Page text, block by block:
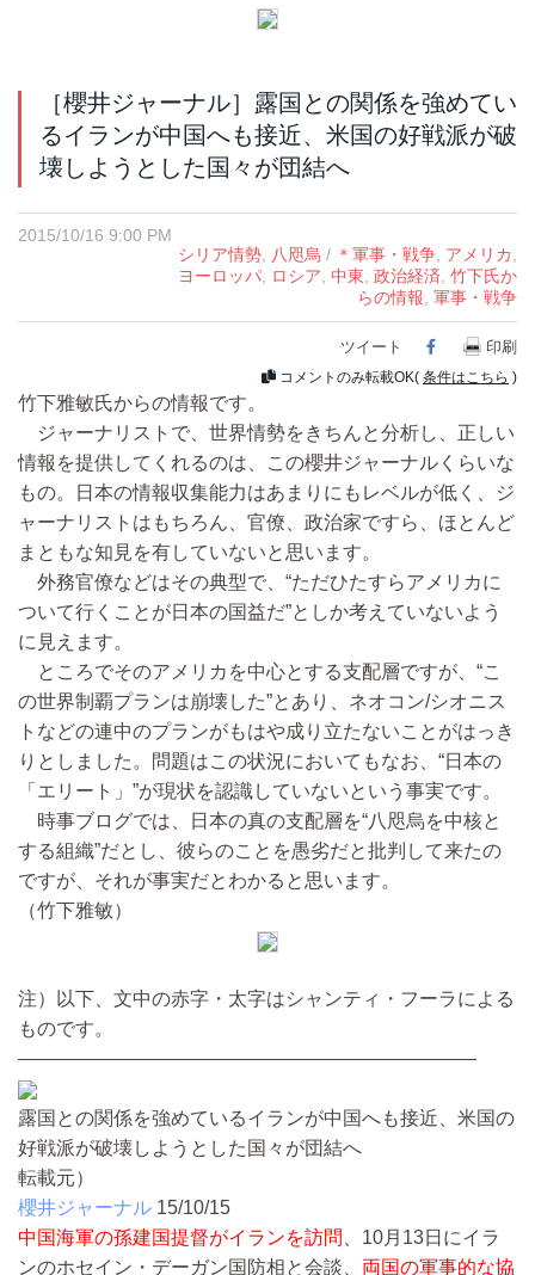
［櫻井ジャーナル］露国との関係を強めてい
るイランが中国へも接近、米国の好戦派が破
壊しようとした国々が団結へ
2015/10/16 9:00 PM
シリア情勢
八咫烏 / ＊軍事・戦争 アメリカ
ヨーロッパ
ロシア 中東 政治経済 竹下氏か
らの情報 軍事・戦争
ツイート Facebook
印刷
コメントのみ転載OK( 条件はこちら )
竹下雅敏氏からの情報です。
ジャーナリストで、世界情勢をきちんと分析し、正しい
情報を提供してくれるのは、この櫻井ジャーナルくらいな
もの。日本の情報収集能力はあまりにもレベルが低く、ジ
ャーナリストはもちろん、官僚、政治家ですら、ほとんど
まともな知見を有していないと思います。
外務官僚などはその典型で、“ただひたすらアメリカに
ついて行くことが日本の国益だ”としか考えていないよう
に見えます。
ところでそのアメリカを中心とする支配層ですが、“こ
の世界制覇プランは崩壊した”とあり、ネオコン/シオニス
トなどの連中のプランがもはや成り立たないことがはっき
りとしました。問題はこの状況においてもなお、“日本の
「エリート」”が現状を認識していないという事実です。
時事ブログでは、日本の真の支配層を“八咫烏を中核と
する組織”だとし、彼らのことを愚劣だと批判して来たの
ですが、それが事実だとわかると思います。
（竹下雅敏）
注）以下、文中の赤字・太字はシャンティ・フーラによる
ものです。
————————————————————————
露国との関係を強めているイランが中国へも接近、米国の
好戦派が破壊しようとした国々が団結へ
転載元）
櫻井ジャーナル 15/10/15
中国海軍の孫建国提督がイランを訪問
、10月13日にイラ
ンのホセイン・デーガン国防相と会談、 両国の軍事的な協